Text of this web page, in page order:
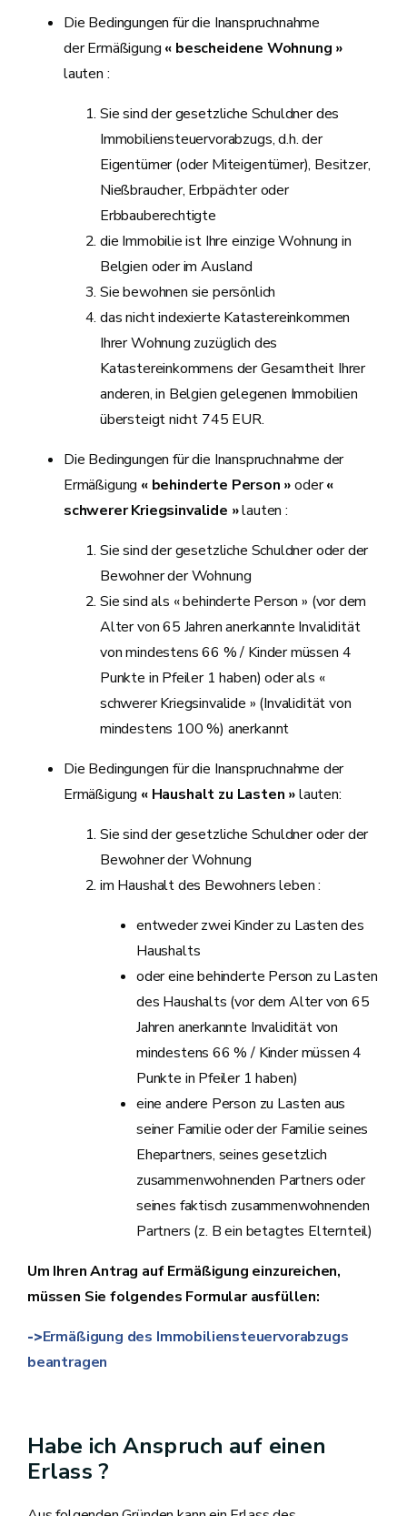
Die Bedingungen für die Inanspruchnahme
der Ermäßigung « bescheidene Wohnung »
lauten :
Sie sind der gesetzliche Schuldner des
Immobiliensteuervorabzugs, d.h. der
Eigentümer (oder Miteigentümer), Besitzer,
Nießbraucher, Erbpächter oder
Erbbauberechtigte
die Immobilie ist Ihre einzige Wohnung in
Belgien oder im Ausland
Sie bewohnen sie persönlich
das nicht indexierte Katastereinkommen
Ihrer Wohnung zuzüglich des
Katastereinkommens der Gesamtheit Ihrer
anderen, in Belgien gelegenen Immobilien
übersteigt nicht 745 EUR.
Die Bedingungen für die Inanspruchnahme der
Ermäßigung « behinderte Person »oder«
schwerer Kriegsinvalide »lauten :
Sie sind der gesetzliche Schuldner oder der
Bewohner der Wohnung
Sie sind als « behinderte Person » (vor dem
Alter von 65 Jahren anerkannte Invalidität
von mindestens 66 % / Kinder müssen 4
Punkte in Pfeiler 1 haben) oder als «
schwerer Kriegsinvalide » (Invalidität von
mindestens 100 %) anerkannt
Die Bedingungen für die Inanspruchnahme der
Ermäßigung « Haushalt zu Lasten »lauten:
Sie sind der gesetzliche Schuldner oder der
Bewohner der Wohnung
im Haushalt des Bewohners leben :
entweder zwei Kinder zu Lasten des
Haushalts
oder eine behinderte Person zu Lasten
des Haushalts (vor dem Alter von 65
Jahren anerkannte Invalidität von
mindestens 66 % / Kinder müssen 4
Punkte in Pfeiler 1 haben)
eine andere Person zu Lasten aus
seiner Familie oder der Familie seines
Ehepartners, seines gesetzlich
zusammenwohnenden Partners oder
seines faktisch zusammenwohnenden
Partners (z. B ein betagtes Elternteil)
Um Ihren Antrag auf Ermäßigung einzureichen,
müssen Sie folgendes Formular ausfüllen:
->Ermäßigung des Immobiliensteuervorabzugs
beantragen
Habe ich Anspruch auf einen
Erlass ?